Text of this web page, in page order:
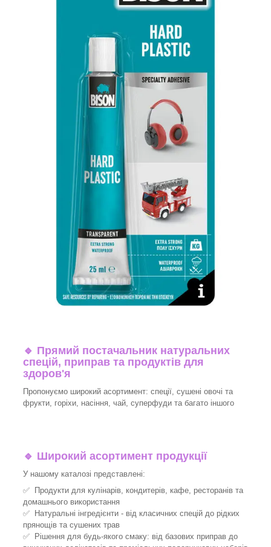
🔹 Прямий постачальник натуральних
спецій, приправ та продуктів для
здоров'я
Пропонуємо широкий асортимент: спеції, сушені овочі та
фрукти, горіхи, насіння, чай, суперфуди та багато іншого
🔹 Широкий асортимент продукції
У нашому каталозі представлені:
✅ Продукти для кулінарів, кондитерів, кафе, ресторанів та
домашнього використання
✅ Натуральні інгредієнти - від класичних спецій до рідких
прянощів та сушених трав
✅ Рішення для будь-якого смаку: від базових приправ до